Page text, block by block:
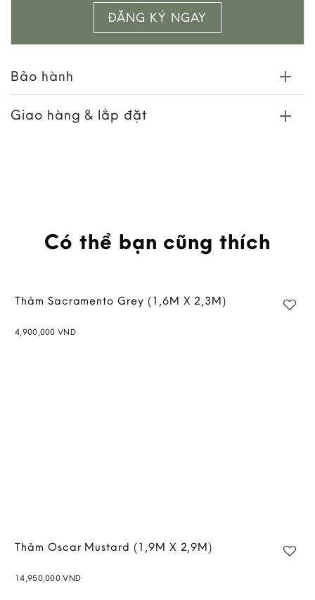
ĐĂNG KÝ NGAY
Bảo hành
Giao hàng & lắp đặt
Có thể bạn cũng thích
Thảm Sacramento Grey (1,6M X 2,3M)
4,900,000 VND
Thảm Oscar Mustard (1,9M X 2,9M)
14,950,000VND